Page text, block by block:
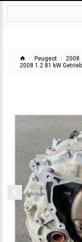
Peugeot 2008
2008 1.2 81 kW